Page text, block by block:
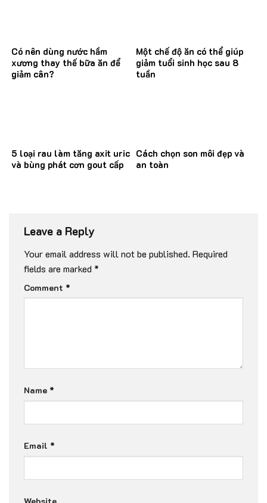
Có nên dùng nước hầm
xương thay thế bữa ăn để
giảm cân?
Một chế độ ăn có thể giúp
giảm tuổi sinh học sau 8
tuần
5 loại rau làm tăng axit uric
và bùng phát cơn gout cấp
Cách chọn son môi đẹp và
an toàn
Leave a Reply
Your email address will not be published. Required
fields are marked *
Comment *
Name *
Email *